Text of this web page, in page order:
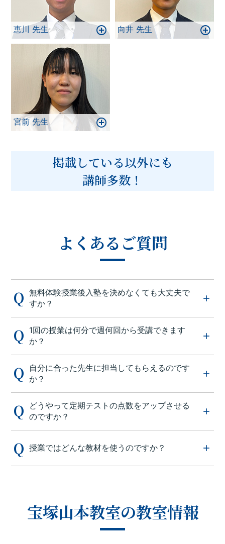
恵川 先生 向井 先生
宮前 先生
掲載している以外にも
講師多数！
よくあるご質問
無料体験授業後入塾を決めなくても大丈夫で
すか？
1回の授業は何分で週何回から受講できます
か？
自分に合った先生に担当してもらえるのです
か？
どうやって定期テストの点数をアップさせる
のですか？
授業ではどんな教材を使うのですか？
宝塚山本教室の教室情報